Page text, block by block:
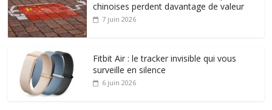
chinoises perdent davantage de valeur
7 juin 2026
Fitbit Air : le tracker invisible qui vous
surveille en silence
6 juin 2026